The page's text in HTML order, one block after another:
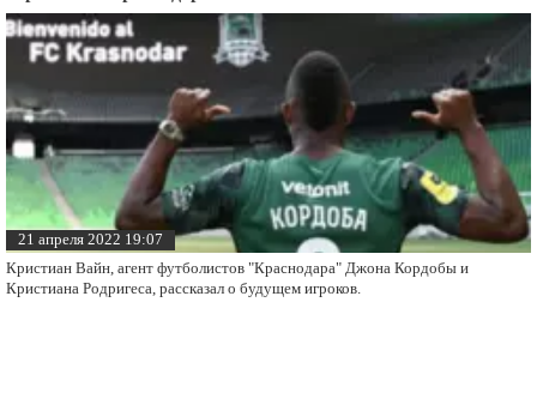
21 апреля 2022 19:07
Кристиан Вайн, агент футболистов "Краснодара" Джона Кордобы и
Кристиана Родригеса, рассказал о будущем игроков.